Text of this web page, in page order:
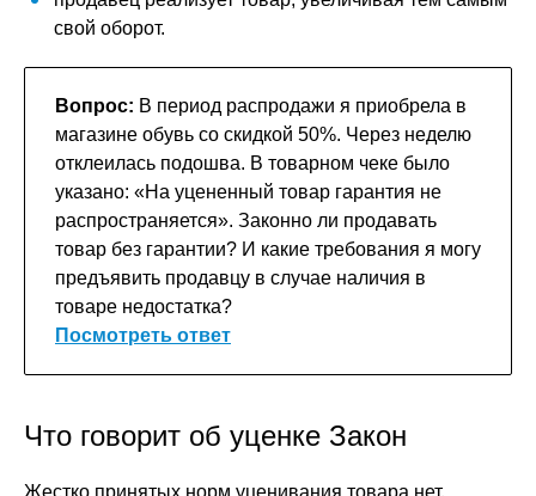
свой оборот.
Вопрос: В период распродажи я приобрела в
магазине обувь со скидкой 50%. Через неделю
отклеилась подошва. В товарном чеке было
указано: «На уцененный товар гарантия не
распространяется». Законно ли продавать
товар без гарантии? И какие требования я могу
предъявить продавцу в случае наличия в
товаре недостатка?
Посмотреть ответ
Что говорит об уценке Закон
Жестко принятых норм уценивания товара нет.